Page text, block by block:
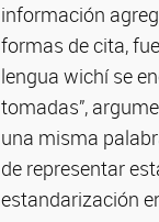
información
formas de cita,
lengua wichí se
tomadas”,
una misma
de representar
estandarización